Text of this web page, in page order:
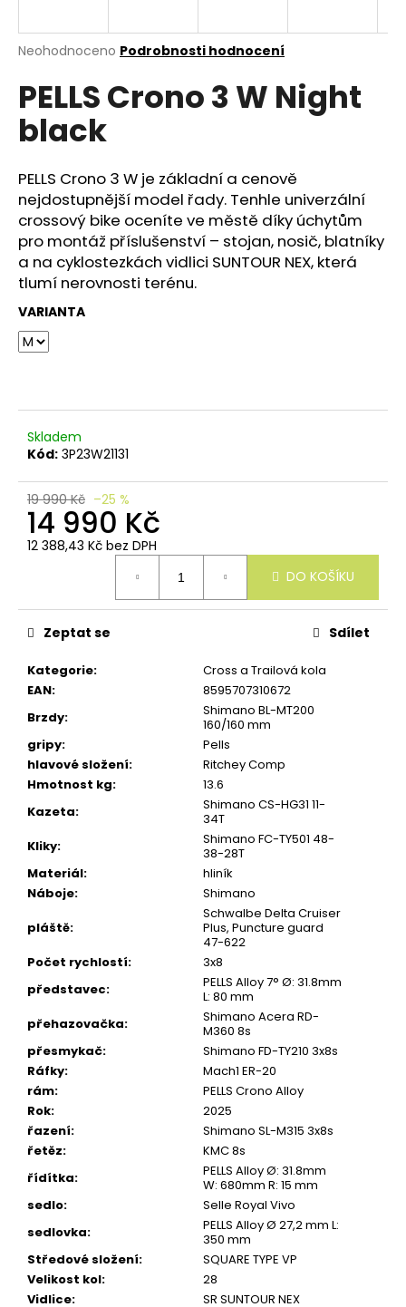
Průměrné
produktu
je
0,0
hvězdiček.
Neohodnoceno Podrobnosti hodnocení
PELLS Crono 3 W Night
black
PELLS Crono 3 W je základní a cenově
nejdostupnější model řady. Tenhle univerzální
crossový bike oceníte ve městě díky úchytům
pro montáž příslušenství – stojan, nosič, blatníky
a na cyklostezkách vidlici SUNTOUR NEX, která
tlumí nerovnosti terénu.
VARIANTA
Skladem
Kód: 3P23W21131
19 990 Kč –25 %
14 990 Kč
12 388,43 Kč bez DPH
DO KOŠÍKU
Kategorie:
Cross a Trailová kola
EAN:
8595707310672
Brzdy:
Shimano BL-MT200
160/160 mm
gripy:
Pells
hlavové složení:
Ritchey Comp
Hmotnost kg:
13.6
Kazeta:
Shimano CS-HG31 11-
34T
Kliky:
Shimano FC-TY501 48-
38-28T
Materiál:
hliník
Náboje:
Shimano
pláště:
Schwalbe Delta Cruiser
Plus, Puncture guard
47-622
Počet rychlostí:
3x8
představec:
PELLS Alloy 7° Ø: 31.8mm
L: 80 mm
přehazovačka:
Shimano Acera RD-
M360 8s
přesmykač:
Shimano FD-TY210 3x8s
Ráfky:
Mach1 ER-20
rám:
PELLS Crono Alloy
Rok:
2025
řazení:
Shimano SL-M315 3x8s
řetěz:
KMC 8s
řídítka:
PELLS Alloy Ø: 31.8mm
W: 680mm R: 15 mm
sedlo:
Selle Royal Vivo
sedlovka:
PELLS Alloy Ø 27,2 mm L:
350 mm
Středové složení:
SQUARE TYPE VP
Velikost kol:
28
Vidlice:
SR SUNTOUR NEX
Zeptat se Sdílet
n
a
í
t
?
HLEDAT
D
o
p
u
u
e
m